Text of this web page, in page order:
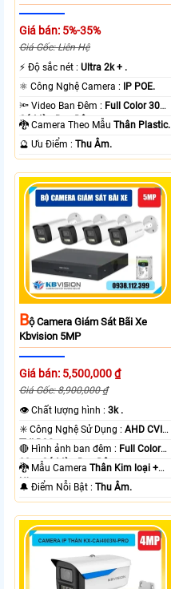
Giá bán: 5%-35%
Giá Gốc: Liên Hệ
️⚡ Độ sắc nét :Ultra 2k + .
⚛️ Công Nghệ Camera : IP POE.
🔦 Video Ban Đêm : Full Color 30m
Có Màu Ban Ðêm.
🐉️ Camera Theo MẫuThân Plastic.
️🔮 Ưu Điểm :Thu Âm.
BỘ Camera Giám Sát Bãi Xe
Kbvision 5MP
Giá bán: 5,500,000 ₫
Giá Gốc: 8,900,000 ₫
👁 Chất lượng hình :3k .
✳️ Công Nghệ Sử Dụng :AHD CVI
TVI BCS.
🔴 Hình ảnh ban đêm : Full Color
80m Có Màu Ban Ðêm.
🐉️ Mẫu CameraThân Kim loại +
Nhựa.
️🔔 Điểm Nỗi Bật :Thu Âm.